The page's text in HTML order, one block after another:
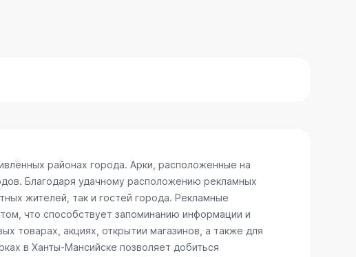
районах города. Арки, расположенные на
Благодаря удачному расположению рекламных
жителей, так и гостей города. Рекламные
что способствует запоминанию информации и
товарах, акциях, открытии магазинов, а также для
в Ханты-Мансийске позволяет добиться